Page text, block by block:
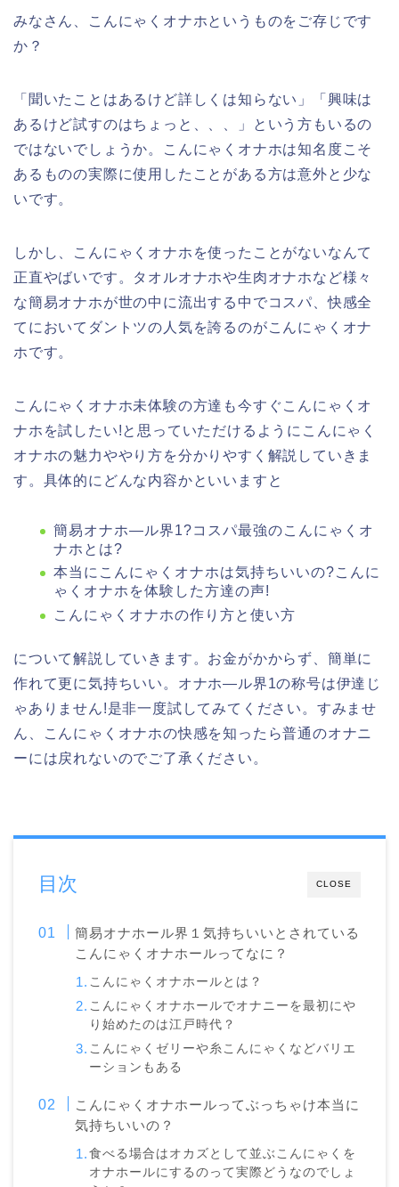
みなさん、こんにゃくオナホというものをご存じです
か？
「聞いたことはあるけど詳しくは知らない」「興味は
あるけど試すのはちょっと、、、」という方もいるの
ではないでしょうか。こんにゃくオナホは知名度こそ
あるものの実際に使用したことがある方は意外と少な
いです。
しかし、こんにゃくオナホを使ったことがないなんて
正直やばいです。タオルオナホや生肉オナホなど様々
な簡易オナホが世の中に流出する中でコスパ、快感全
てにおいてダントツの人気を誇るのがこんにゃくオナ
ホです。
こんにゃくオナホ未体験の方達も今すぐこんにゃくオ
ナホを試したい!と思っていただけるようにこんにゃく
オナホの魅力ややり方を分かりやすく解説していきま
す。具体的にどんな内容かといいますと
簡易オナホ―ル界1?コスパ最強のこんにゃくオ
ナホとは?
本当にこんにゃくオナホは気持ちいいの?こんに
ゃくオナホを体験した方達の声!
こんにゃくオナホの作り方と使い方
について解説していきます。お金がかからず、簡単に
作れて更に気持ちいい。オナホ―ル界1の称号は伊達じ
ゃありません!是非一度試してみてください。すみませ
ん、こんにゃくオナホの快感を知ったら普通のオナニ
ーには戻れないのでご了承ください。
CLOSE
目次
簡易オナホール界１気持ちいいとされている
こんにゃくオナホールってなに？
こんにゃくオナホールとは？
こんにゃくオナホールでオナニーを最初にや
り始めたのは江戸時代？
こんにゃくゼリーや糸こんにゃくなどバリエ
ーションもある
こんにゃくオナホールってぶっちゃけ本当に
気持ちいいの？
食べる場合はオカズとして並ぶこんにゃくを
オナホールにするのって実際どうなのでしょ